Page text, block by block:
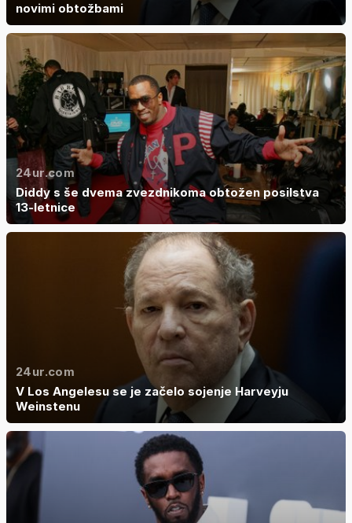
novimi obtožbami
24ur.com
Diddy s še dvema zvezdnikoma obtožen posilstva
13-letnice
24ur.com
V Los Angelesu se je začelo sojenje Harveyju
Weinstenu